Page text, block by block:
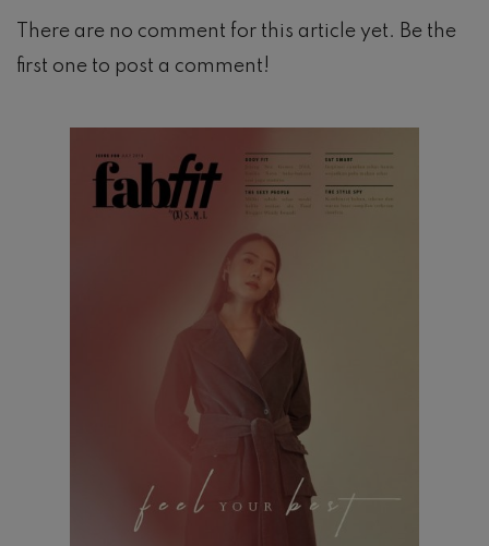
There are no comment for this article yet. Be the
first one to post a comment!